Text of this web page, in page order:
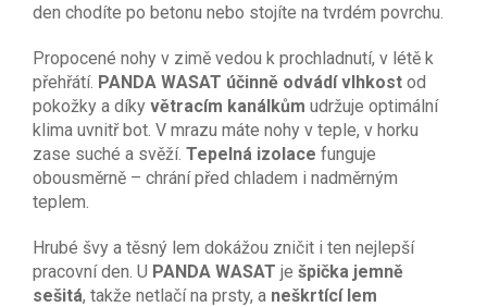
den chodíte po betonu nebo stojíte na tvrdém povrchu.
Propocené nohy v zimě vedou k prochladnutí, v létě k
přehřátí. PANDA WASAT účinně odvádí vlhkost od
pokožky a díky větracím kanálkům udržuje optimální
klima uvnitř bot. V mrazu máte nohy v teple, v horku
zase suché a svěží. Tepelná izolace funguje
obousměrně – chrání před chladem i nadměrným
teplem.
Hrubé švy a těsný lem dokážou zničit i ten nejlepší
pracovní den. U PANDA WASAT je špička jemně
sešitá, takže netlačí na prsty, a neškrtící lem